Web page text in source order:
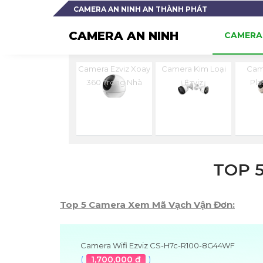
CAMERA AN NINH AN THÀNH PHÁT
CAMERA AN NINH
Camera Ezviz Xoay
360 Trong Nhà
Camera Kim Loại
Ezviz
TOP
Top 5 Camera Xem Mã Vạch Vận Đơn:
Camera Wifi Ezviz CS-H7c-R100-8G44WF
( 1,700,000 ₫ )